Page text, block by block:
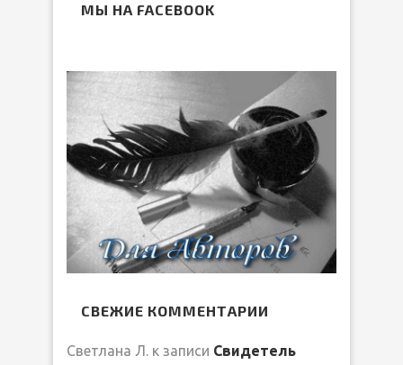
МЫ НА FACEBOOK
СВЕЖИЕ КОММЕНТАРИИ
Светлана Л. к записи Свидетель